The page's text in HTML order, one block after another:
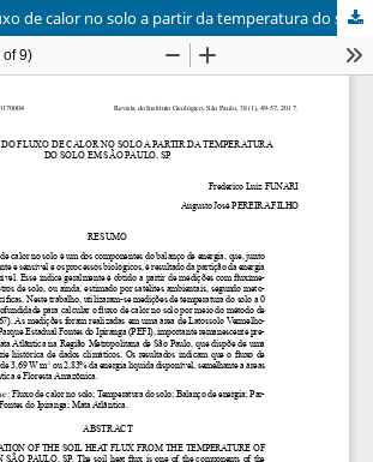
Estimativa do fluxo de calor no solo a partir da temperatura do solo em São Paulo, SP